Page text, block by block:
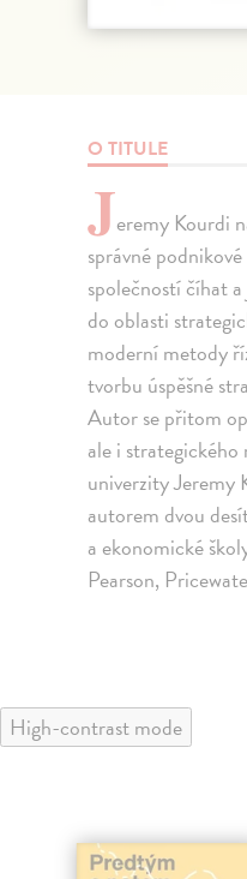
O TITULE
Jeremy Kourdi
správné
společností číhat
do oblasti
moderní metody
tvorbu úspěšné
Autor se přitom
ale i
univerzity Jeremy
autorem dvou
a ekonomické
Pearson,
High-contrast mode